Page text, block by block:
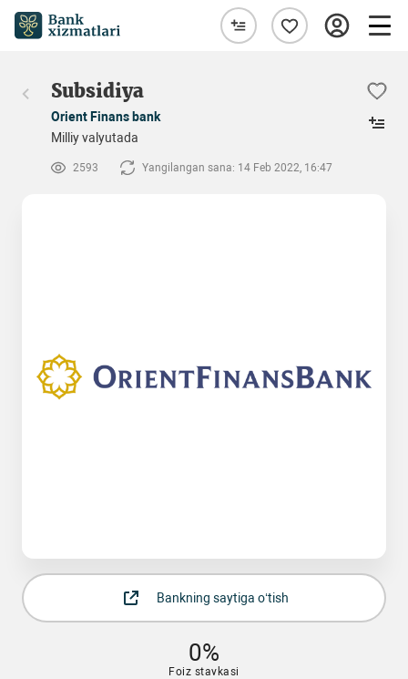
Subsidiya
Orient Finans bank
Milliy valyutada
2593 Yangilangan sana: 14 Feb 2022, 16:47
Bankning saytiga o‘tish
0%
Foiz stavkasi